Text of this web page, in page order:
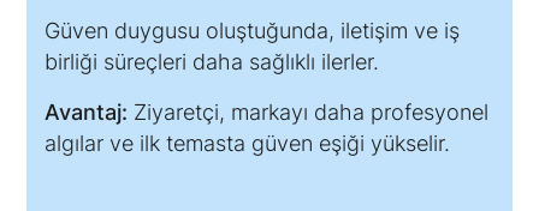
Güven duygusu oluştuğunda, iletişim ve iş
birliği süreçleri daha sağlıklı ilerler.
Avantaj: Ziyaretçi, markayı daha profesyonel
algılar ve ilk temasta güven eşiği yükselir.